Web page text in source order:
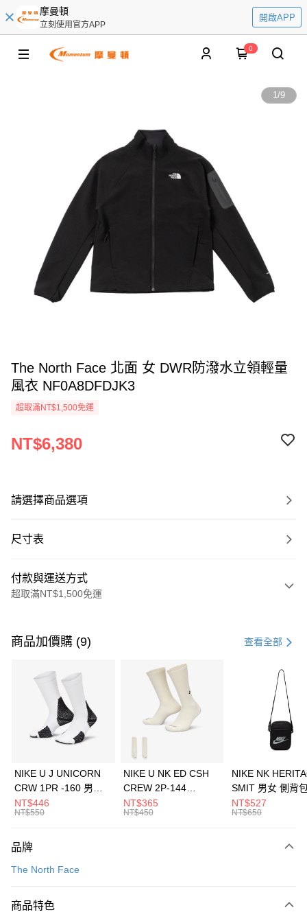
摩曼頓
立刻使用官方APP
開啟APP
0
1/9
The North Face 北面 女 DWR防潑水立領輕量
風衣 NF0A8DFDJK3
超取滿NT$1,500免運
NT$6,380
請選擇商品選項
尺寸表
付款與運送方式
超取滿NT$1,500免運
信用卡一次付款
3 期 0 利率 每期 21家銀行
合作金庫商業銀行
第一商業銀行
華南商業銀行
彰化商業銀行
上海商業儲蓄銀行
元大商業銀行
台灣樂天信用卡公司
Apple Pay
全盈+PAY
AFTEE先享後付
【關於「AFTEE先享後付」】
便利好安心！
３．安心：先確認商品／服務後，再付款。
運送方式
每筆NT$100，滿NT$1,500(含以上)免運費
商品加價購 (9) 查看全部
NIKE U J UNICORN
CRW 1PR -160 男女
中統襪 FZ3393100
NT$446
NT$550
NIKE U NK ED CSH
CREW 2P-144
EMBRDY 男女 短統襪
FZ3073133
NT$365
NT$450
NIKE NK
SMIT 男女 側背
BA5871010
NT$527
NT$650
品牌
The North Face
商品特色